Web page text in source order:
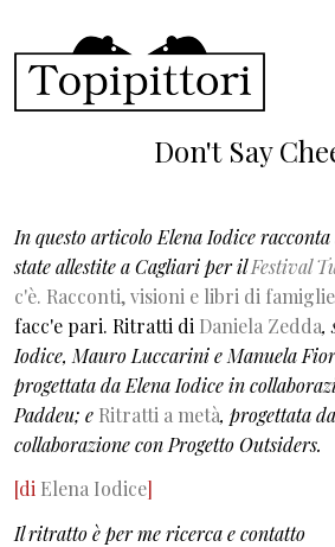
Don't Say
In questo articolo Elena Iodice
state allestite a Cagliari per ilFestival
c'è. Racconti, visioni e libri di famiglie
facc'e pari. Ritratti di Daniela Zedda,
Iodice, Mauro Luccarini e Manuela
progettata da Elena Iodice in
Paddeu; e Ritratti a metà, progettata
collaborazione con Progetto Outsiders.
[di Elena Iodice]
Il ritratto è per me ricerca e contatto